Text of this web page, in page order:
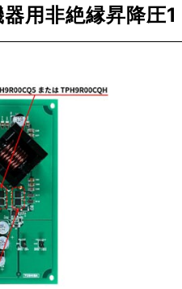
用非絶縁昇降